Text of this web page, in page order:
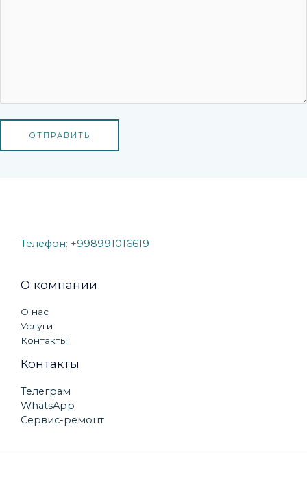
Телефон: +998991016619
О компании
О нас
Услуги
Контакты
Контакты
Телеграм
WhatsApp
Сервис-ремонт